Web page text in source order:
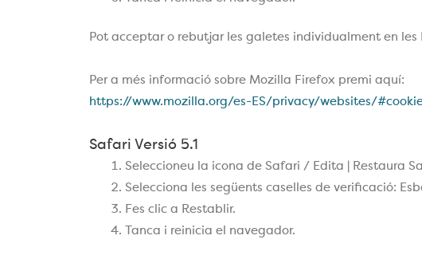
Pot acceptar o rebutjar les galetes individualment en les
Per a més informació sobre Mozilla Firefox premi aquí:
https://www.mozilla.org/es-ES/privacy/websites/
Safari Versió 5.1
Seleccioneu la icona de Safari / Edita | Restaura
Selecciona les següents caselles de verificació:
Fes clic a Restablir.
Tanca i reinicia el navegador.